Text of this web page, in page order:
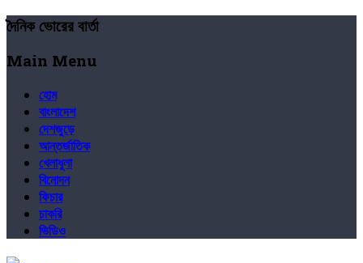
দৈনিক ভোরের বার্তা
Main Menu
হোম
বাংলাদেশ
দেশজুড়ে
আন্তর্জাতিক
খেলাধুলা
বিনোদন
ফিচার
চাকরি
ভিডিও